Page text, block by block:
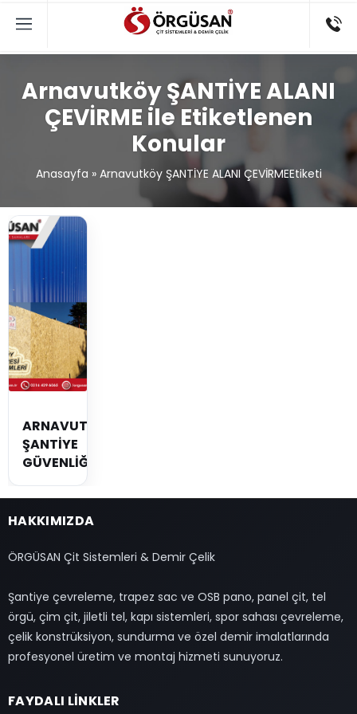
Arnavutköy ŞANTİYE ALANI
ÇEVİRME ile Etiketlenen
Konular
Anasayfa » Arnavutköy ŞANTİYE ALANI ÇEVİRMEEtiketi
ARNAVUTKÖY
ŞANTİYE
GÜVENLİĞİ
HAKKIMIZDA
ÖRGÜSAN Çit Sistemleri & Demir Çelik
Şantiye çevreleme, trapez sac ve OSB pano, panel çit, tel
örgü, çim çit, jiletli tel, kapı sistemleri, spor sahası çevreleme,
çelik konstrüksiyon, sundurma ve özel demir imalatlarında
profesyonel üretim ve montaj hizmeti sunuyoruz.
FAYDALI LİNKLER